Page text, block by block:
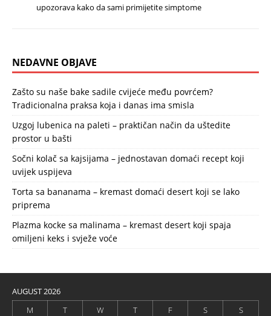
upozorava kako da sami primijetite simptome
NEDAVNE OBJAVE
Zašto su naše bake sadile cvijeće među povrćem?
Tradicionalna praksa koja i danas ima smisla
Uzgoj lubenica na paleti – praktičan način da uštedite
prostor u bašti
Sočni kolač sa kajsijama – jednostavan domaći recept koji
uvijek uspijeva
Torta sa bananama – kremast domaći desert koji se lako
priprema
Plazma kocke sa malinama – kremast desert koji spaja
omiljeni keks i svježe voće
AUGUST 2026
M
T W T F S
S